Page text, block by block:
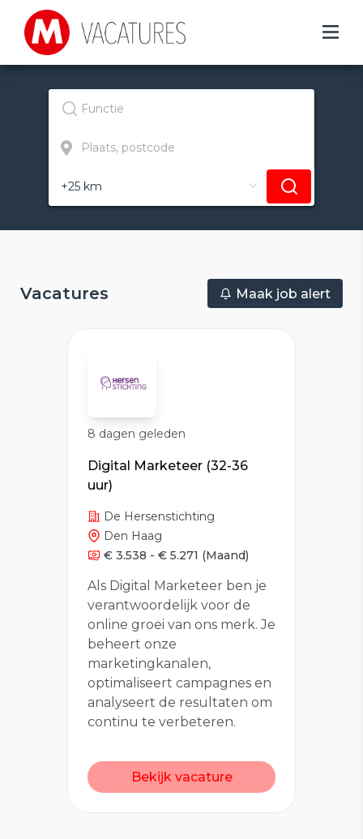
Vacatures Maak job alert
8 dagen geleden
Digital Marketeer (32-36
uur)
De Hersenstichting
Den Haag
€ 3.538 - € 5.271 (Maand)
Als Digital Marketeer ben je
verantwoordelijk voor de
online groei van ons merk. Je
beheert onze
marketingkanalen,
optimaliseert campagnes en
analyseert de resultaten om
continu te verbeteren.
Bekijk vacature